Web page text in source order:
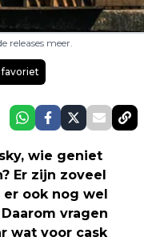
releases meer.
wie geniet
Er zijn zoveel
ook nog wel
vragen
wat voor cask